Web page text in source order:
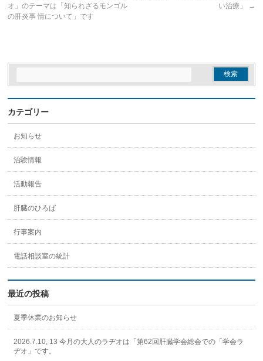
オ」のテーマは「知られざるモンゴル
の肝炎事 情について」です
い治療」
→
カテゴリー
お知らせ
治験情報
活動報告
肝臓のひろば
行事案内
電話相談室の統計
最近の投稿
夏季休業のお知らせ
2026.7.10, 13 今月の大人のラヂオは「第62回肝臓学会総会での「学会ラ
ヂオ」です。